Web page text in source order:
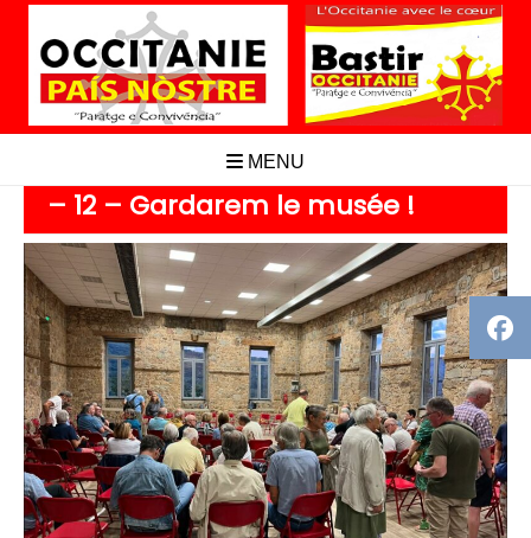
Aller
contenu
MENU
– 12 – Gardarem le musée !